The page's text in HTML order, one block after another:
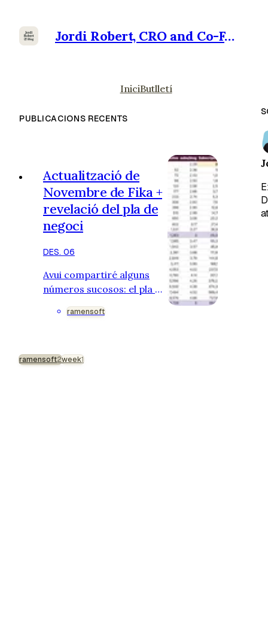
Jordi Robert, CRO and Co-Founder at Ramensoft
IniciButlletí
PUBLICACIONS RECENTS
Actualització de
Novembre de Fika +
revelació del pla de
negoci
DES. 06
Avui compartiré alguns
números sucosos: el pla de
negoci final amb el nostre
pressupost i objectius,
resultats. Aquest mes ha
ramensoft
ramensoft2week1